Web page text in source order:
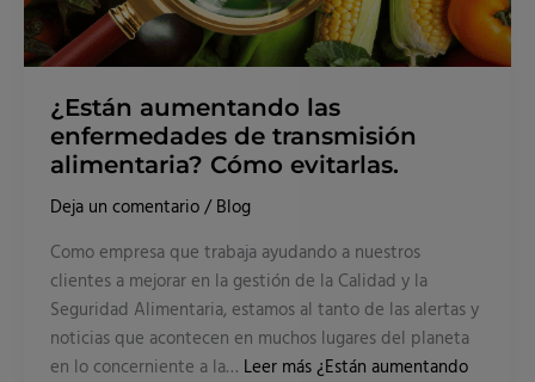
¿Están aumentando las
enfermedades de transmisión
alimentaria? Cómo evitarlas.
Deja un comentario / Blog
Como empresa que trabaja ayudando a nuestros
clientes a mejorar en la gestión de la Calidad y la
Seguridad Alimentaria, estamos al tanto de las alertas y
noticias que acontecen en muchos lugares del planeta
en lo concerniente a la… Leer más¿Están aumentando